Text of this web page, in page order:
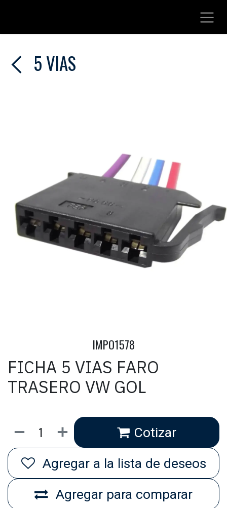
5 VIAS
IMPO1578
FICHA 5 VIAS FARO
TRASERO VW GOL
Cotizar
Agregar para comparar
Agregar a la lista de deseos